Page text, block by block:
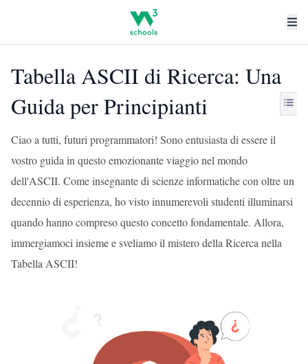
Tabella ASCII di Ricerca: Una
Guida per Principianti
Ciao a tutti, futuri programmatori! Sono entusiasta di essere il
vostro guida in questo emozionante viaggio nel mondo
dell'ASCII. Come insegnante di scienze informatiche con oltre un
decennio di esperienza, ho visto innumerevoli studenti illuminarsi
quando hanno compreso questo concetto fondamentale. Allora,
immergiamoci insieme e sveliamo il mistero della Ricerca nella
Tabella ASCII!